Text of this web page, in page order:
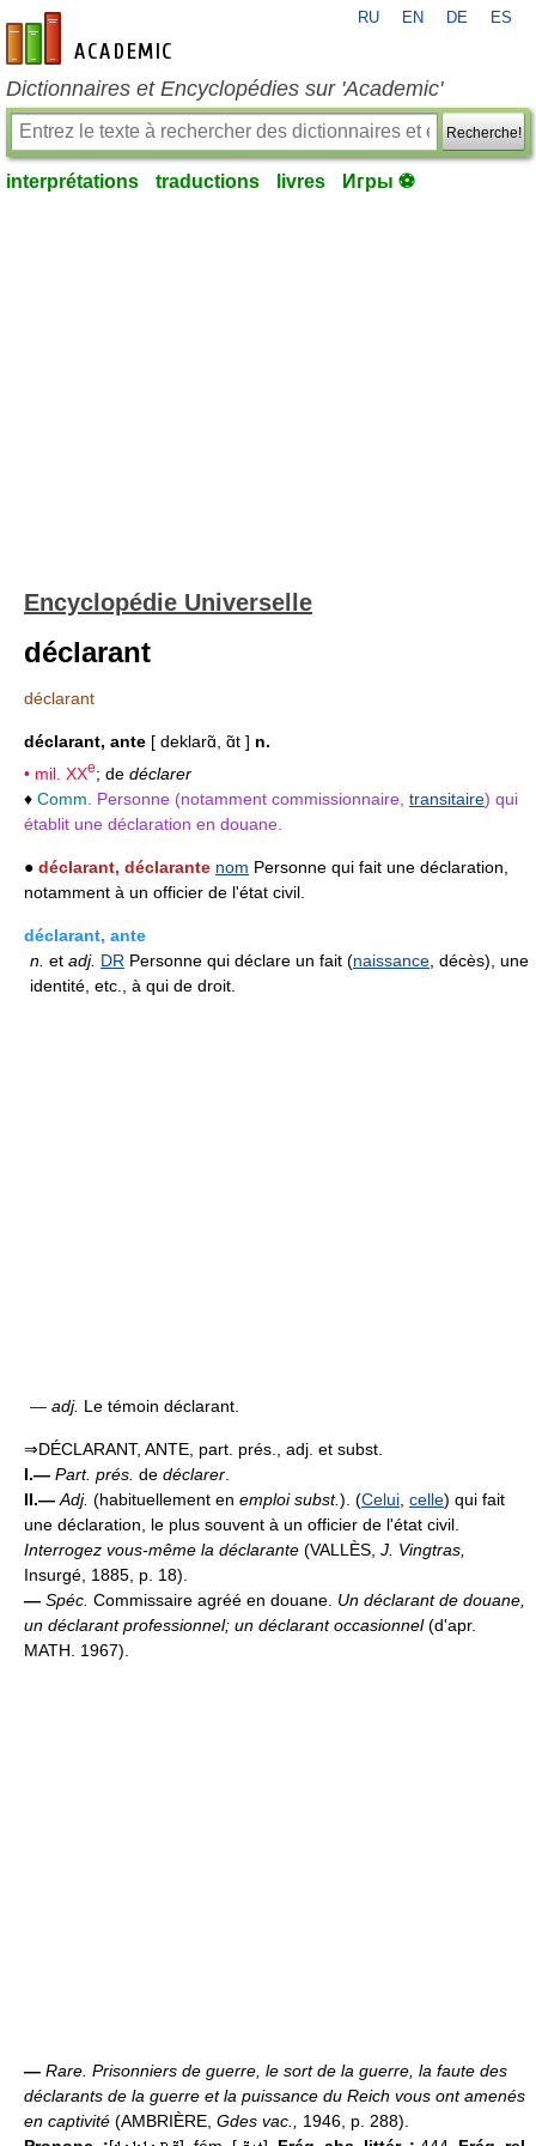
fr-academic.com
RU EN DE ES
Dictionnaires et Encyclopédies sur 'Academic'
Recherche!
interprétations traductions livres Игры ⚽
Encyclopédie Universelle
déclarant
déclarant
déclarant, ante [ deklarɑ̃, ɑ̃t ] n.
• mil. XXe; de déclarer
♦ Comm. Personne (notamment commissionnaire, transitaire) qui
établit une déclaration en douane.
● déclarant, déclarante nom Personne qui fait une déclaration,
notamment à un officier de l'état civil.
déclarant, ante
n. et adj. DR Personne qui déclare un fait (naissance , décès), une
identité, etc., à qui de droit.
— adj. Le témoin déclarant.
⇒DÉCLARANT, ANTE, part. prés., adj. et subst.
I.— Part. prés. de déclarer
II.— Adj. (habituellement en emploi subst.). (Celui celle) qui fait
une déclaration, le plus souvent à un officier de l'état civil.
Interrogez vous-même la déclarante (VALLÈS, J. Vingtras,
Insurgé, 1885, p. 18).
— Spéc. Commissaire agréé en douane. Un déclarant de douane,
un déclarant professionnel; un déclarant occasionnel(d'apr.
MATH. 1967).
— Rare. Prisonniers de guerre, le sort de la guerre, la faute des
déclarants de la guerre et la puissance du Reich vous ont amenés
en captivité (AMBRIÈRE, Gdes vac., 1946, p. 288).